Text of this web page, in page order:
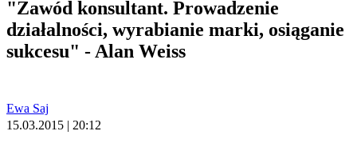
"Zawód konsultant. Prowadzenie
działalności, wyrabianie marki, osiąganie
sukcesu" - Alan Weiss
Ewa Saj
15.03.2015 | 20:12